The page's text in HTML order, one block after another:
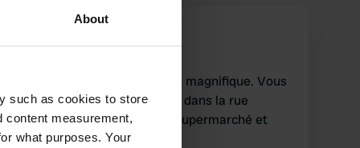
About
such as cookies to store
content measurement,
what purposes. Your
févr. 2023
quel bel endroit avec une vue magnifique. Vous
pouvez marcher directement dans la rue
commerçante avec un petit supermarché et
divers cafés et restaurants.